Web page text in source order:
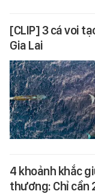
[CLIP] 3 cá voi
Gia Lai
4 khoảnh khắc
thương: Chỉ cần